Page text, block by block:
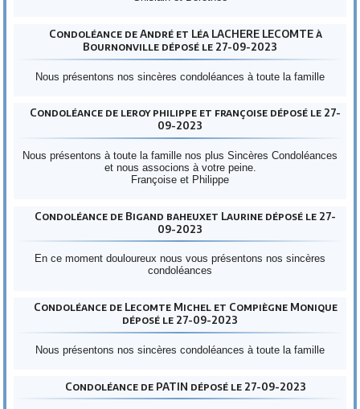
Condoléance de André et Léa LACHERE LECOMTE à
Bournonville déposé le 27-09-2023
Nous présentons nos sincères condoléances à toute la famille
Condoléance de leroy philippe et françoise déposé le 27-
09-2023
Nous présentons à toute la famille nos plus Sincères Condoléances
et nous associons à votre peine.
Françoise et Philippe
Condoléance de Bigand baheuxet Laurine déposé le 27-
09-2023
En ce moment douloureux nous vous présentons nos sincères
condoléances
Condoléance de Lecomte Michel et Compiègne Monique
déposé le 27-09-2023
Nous présentons nos sincères condoléances à toute la famille
Condoléance de PATIN déposé le 27-09-2023